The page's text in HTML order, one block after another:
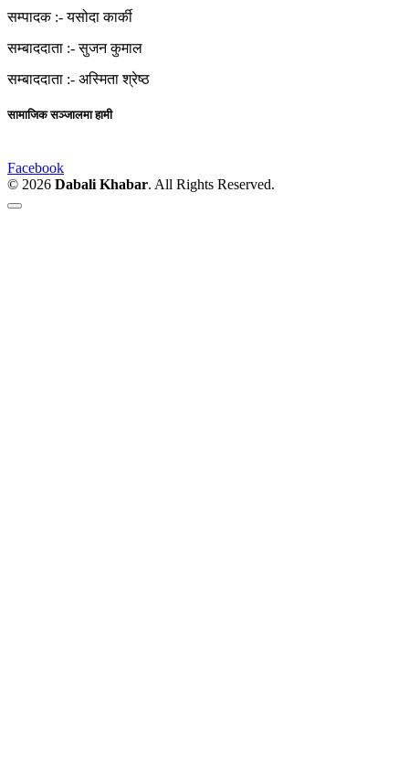
सम्पादक :-यसोदा कार्की
सम्बाददाता :-सुजन कुमाल
सम्बाददाता :- अस्मिता श्रेष्ठ
सामाजिक सञ्जालमा हामी
Facebook
© 2026 Dabali Khabar. All Rights Reserved.